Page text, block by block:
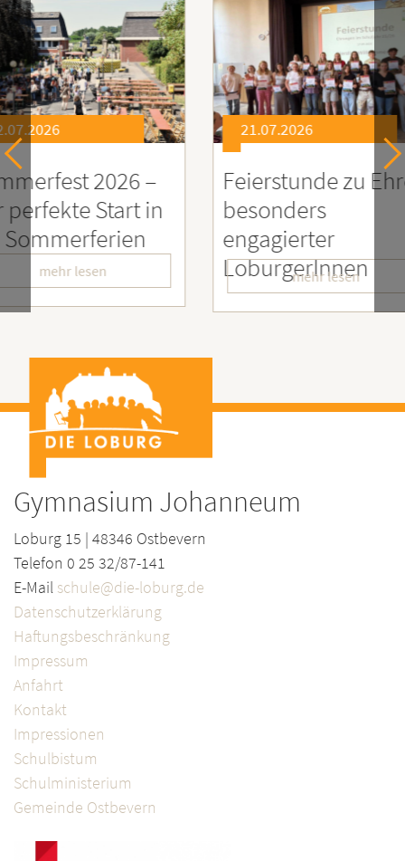
–
in
21.07.2026
Feierstunde zu Ehren
besonders
engagierter
LoburgerInnen
mehr lesen
–
Gymnasium Johanneum
Loburg 15 | 48346 Ostbevern
Telefon 0 25 32/87-141
E-Mail schule@die-loburg.de
Datenschutzerklärung
Haftungsbeschränkung
Impressum
Anfahrt
Kontakt
Impressionen
Schulbistum
Schulministerium
Gemeinde Ostbevern